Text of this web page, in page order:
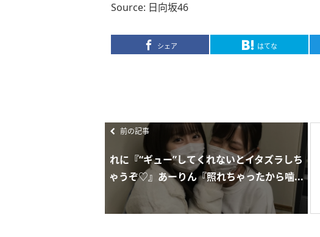
Source: 日向坂46
シェア はてな
前の記事
れに『“ギュー”してくれないとイタズラしち
ゃうぞ♡』あーりん『照れちゃったから噛...